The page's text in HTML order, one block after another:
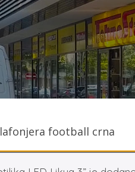
football crna